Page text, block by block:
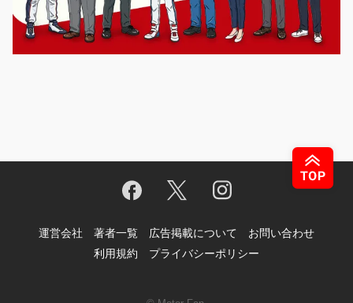
運営会社 著者一覧 広告掲載について
お問い合わせ
利用規約
プライバシーポリシー